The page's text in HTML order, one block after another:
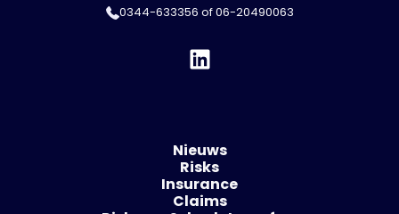
0344-633356 of06-20490063
Nieuws
Risks
Insurance
Claims